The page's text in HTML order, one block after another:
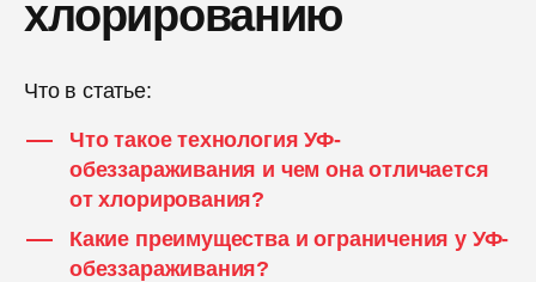
хлорированию
Что в статье:
Что такое технология УФ-
обеззараживания и чем она отличается
от хлорирования?
Какие преимущества и ограничения у УФ-
обеззараживания?